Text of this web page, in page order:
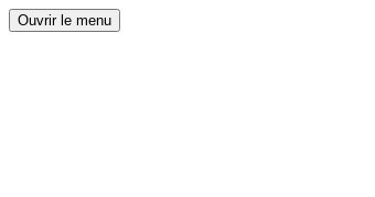
Ouvrir le menu